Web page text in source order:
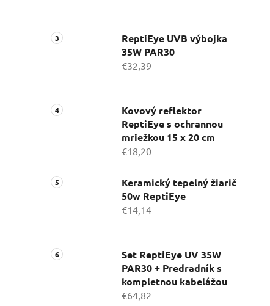
ReptiEye UVB výbojka
35W PAR30
€32,39
Kovový reflektor
ReptiEye s ochrannou
mriežkou 15 x 20 cm
€18,20
Keramický tepelný žiarič
50w ReptiEye
€14,14
Set ReptiEye UV 35W
PAR30 + Predradník s
kompletnou kabelážou
€64,82